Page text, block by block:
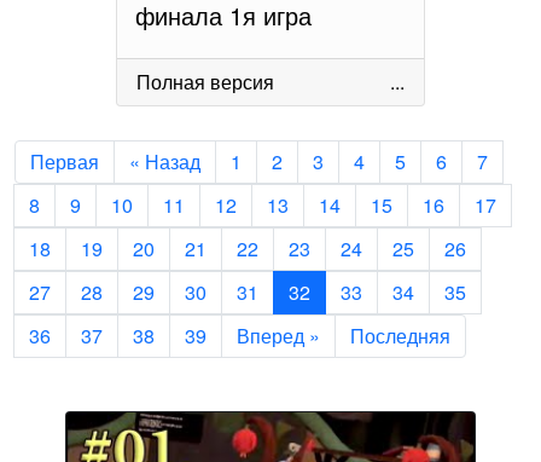
финала 1я игра
Полная версия ...
Первая « Назад 1 2 3 4 5 6
7
8
9 10 11 12 13 14 15 16
17
18
19 20 21 22 23 24 25
26
27
28 29 30 31 32 33 34
35
36
37 38 39 Вперед » Последняя